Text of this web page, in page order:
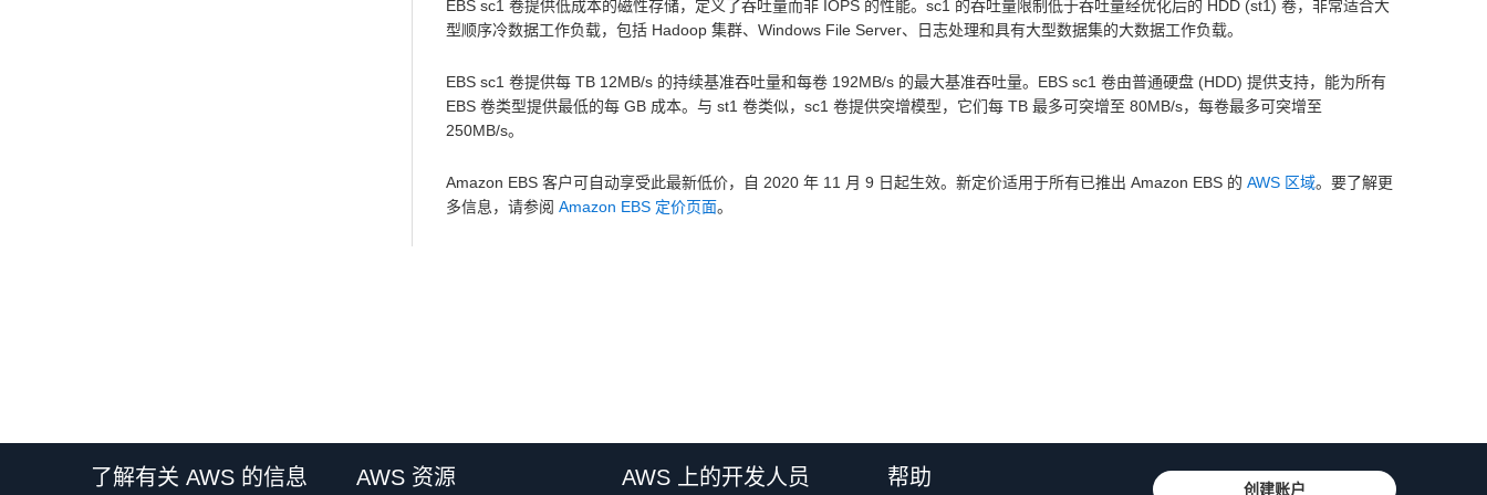
EBS sc1 卷提供低成本的磁性存储，定义了吞吐量而非 IOPS 的性能。sc1 的吞吐量限制低于吞吐量经优化后的 HDD (st1) 卷，非常适合大
型顺序冷数据工作负载，包括 Hadoop 集群、Windows File Server、日志处理和具有大型数据集的大数据工作负载。
EBS sc1 卷提供每 TB 12MB/s 的持续基准吞吐量和每卷 192MB/s 的最大基准吞吐量。EBS sc1 卷由普通硬盘 (HDD) 提供支持，能为所有
EBS 卷类型提供最低的每 GB 成本。与 st1 卷类似，sc1 卷提供突增模型，它们每 TB 最多可突增至 80MB/s，每卷最多可突增至
250MB/s。
Amazon EBS 客户可自动享受此最新低价，自 2020 年 11 月 9 日起生效。新定价适用于所有已推出 Amazon EBS 的 AWS 区域。要了解更
多信息，请参阅 Amazon EBS 定价页面。
了解有关 AWS 的信息 AWS 资源 AWS 上的开发人员 帮助 创建账户